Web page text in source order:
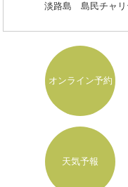
淡路島 島民チャリ
オンライン予約
天気予報